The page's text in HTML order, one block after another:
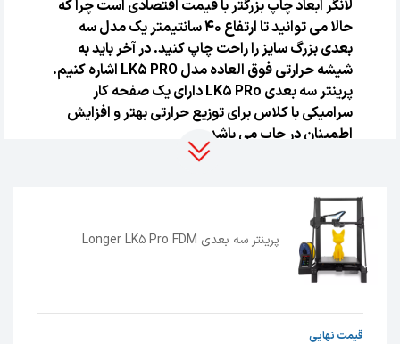
لانگر ابعاد چاپ بزرگتر با قیمت اقتصادی است چرا که
حالا می توانید تا ارتفاع 40 سانتیمتر یک مدل سه
بعدی بزرگ سایز را راحت چاپ کنید. در آخر باید به
شیشه حرارتی فوق العاده مدل LK5 PRO اشاره کنیم.
پرینتر سه بعدی LK5 PRo دارای یک صفحه کار
سرامیکی با کلاس برای توزیع حرارتی بهتر و افزایش
اطمینان در چاپ می باشد.
دارای فریم مثلثی
مونتاژ شده است)
دارای دور محور Z جهت ارتفاع اطمینان و
کیفیت چاپ
پرینتر سه بعدی Longer LK5 Pro FDM
قیمت نهایی